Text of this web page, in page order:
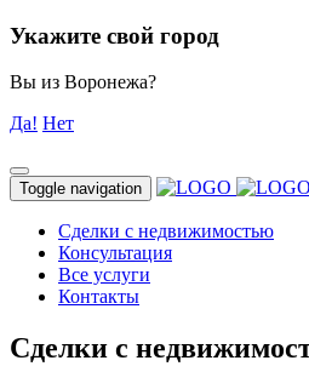
Укажите свой город
Вы из Воронежа?
Да! Нет
Toggle navigation
Сделки с недвижимостью
Консультация
Все услуги
Контакты
Сделки с